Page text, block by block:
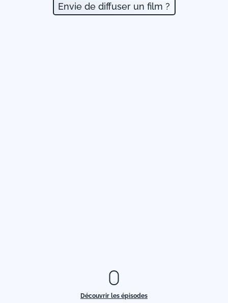
Envie de diffuser un film ?
Découvrir les épisodes